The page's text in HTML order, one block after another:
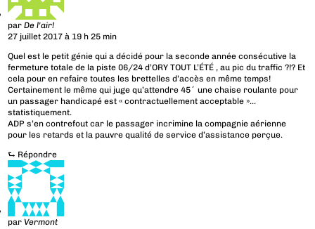
parDe l'air!
27 juillet 2017 à 19 h 25 min
Quel est le petit génie qui a décidé pour la seconde année consécutive la
fermeture totale de la piste 06/24 d’ORY TOUT L’ÉTÉ , au pic du traffic ?!? Et
cela pour en refaire toutes les brettelles d’accès en même temps!
Certainement le même qui juge qu’attendre 45´ une chaise roulante pour
un passager handicapé est « contractuellement acceptable »…
statistiquement.
ADP s’en contrefout car le passager incrimine la compagnie aérienne
pour les retards et la pauvre qualité de service d’assistance perçue.
⮑ Répondre
parVermont